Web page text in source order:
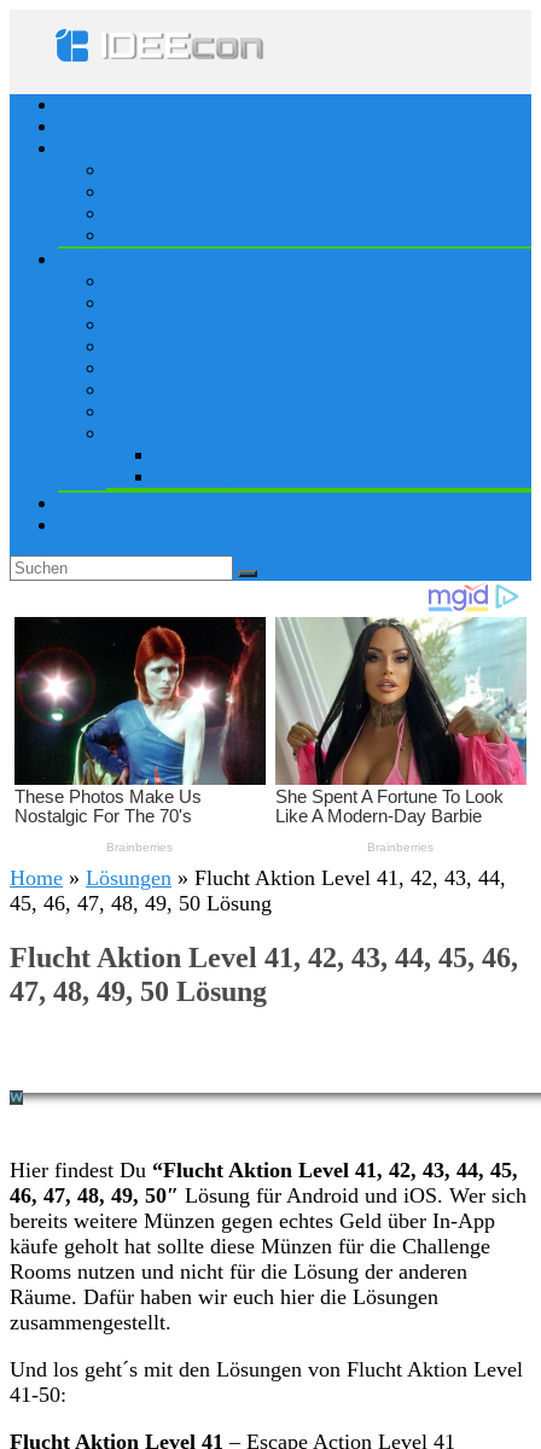
Home » Lösungen » Flucht Aktion Level 41, 42, 43, 44,
45, 46, 47, 48, 49, 50 Lösung
Flucht Aktion Level 41, 42, 43, 44, 45, 46,
47, 48, 49, 50 Lösung
Hier findest Du “Flucht Aktion Level 41, 42, 43, 44, 45,
46, 47, 48, 49, 50″ Lösung für Android und iOS. Wer sich
bereits weitere Münzen gegen echtes Geld über In-App
käufe geholt hat sollte diese Münzen für die Challenge
Rooms nutzen und nicht für die Lösung der anderen
Räume. Dafür haben wir euch hier die Lösungen
zusammengestellt.
Und los geht´s mit den Lösungen von Flucht Aktion Level
41-50:
Flucht Aktion Level 41 – Escape Action Level 41